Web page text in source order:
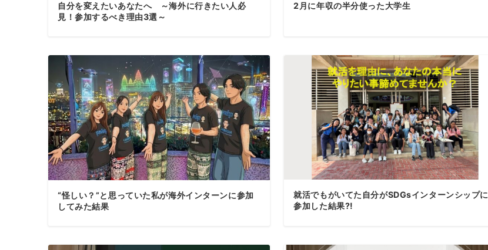
自分を変えたいあなたへ ～海外に行きたい人必
見！参加するべき理由3選～
2月に年収の半分使った大学生
“怪しい？”と思っていた私が海外インターンに参加
してみた結果
就活でもがいてた自分がSDGsインターンシップに
参加した結果⁈